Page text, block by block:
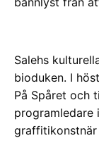
Salehs
bioduken. I
På Spåret och
programledare